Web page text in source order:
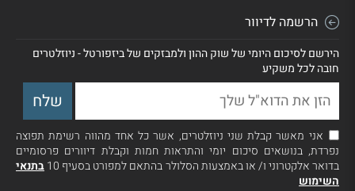
הרשמה לדיוור
הירשם לסיכום היומי של שוק ההון ולמבזקים של ביזפורטל - ניוזלטרים
חובה לכל משקיע
אני מאשר קבלת שני ניוזלטרים, אשר כל אחד מהווה רשימת תפוצה
נפרדת, בנושאים סיכום יומי והתראות חמות וקבלת דיוורים פרסומיים
בדואר אלקטרוני ו/ או באמצעות הסלולר בהתאם למפורט בסעיף 10
בתנאי
השימוש